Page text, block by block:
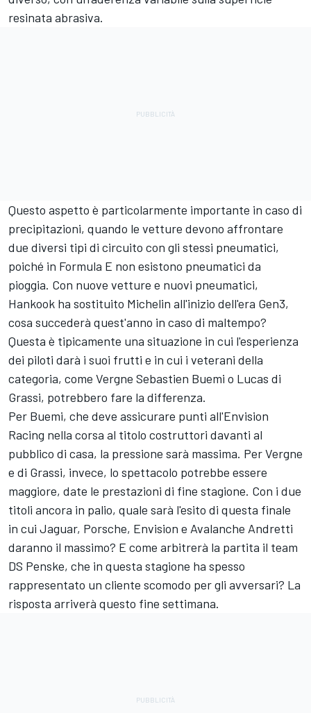
resinata abrasiva.
Questo aspetto è particolarmente importante in caso di
precipitazioni, quando le vetture devono affrontare
due diversi tipi di circuito con gli stessi pneumatici,
poiché in Formula E non esistono pneumatici da
pioggia. Con nuove vetture e nuovi pneumatici,
Hankook ha sostituito Michelin all'inizio dell'era Gen3,
cosa succederà quest'anno in caso di maltempo?
Questa è tipicamente una situazione in cui l'esperienza
dei piloti darà i suoi frutti e in cui i veterani della
categoria, come Vergne Sebastien Buemi o Lucas di
Grassi, potrebbero fare la differenza.
Per Buemi, che deve assicurare punti all'Envision
Racing nella corsa al titolo costruttori davanti al
pubblico di casa, la pressione sarà massima. Per Vergne
e di Grassi, invece, lo spettacolo potrebbe essere
maggiore, date le prestazioni di fine stagione. Con i due
titoli ancora in palio, quale sarà l'esito di questa finale
in cui Jaguar, Porsche, Envision e Avalanche Andretti
daranno il massimo? E come arbitrerà la partita il team
DS Penske, che in questa stagione ha spesso
rappresentato un cliente scomodo per gli avversari? La
risposta arriverà questo fine settimana.